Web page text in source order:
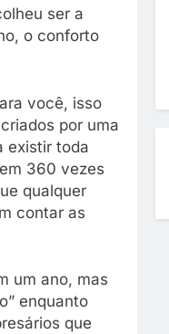
ser a
o conforto
você, isso
por uma
existir toda
360 vezes
qualquer
contar as
um ano, mas
enquanto
que